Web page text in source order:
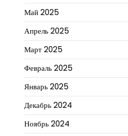
Май 2025
Апрель 2025
Март 2025
Февраль 2025
Январь 2025
Декабрь 2024
Ноябрь 2024